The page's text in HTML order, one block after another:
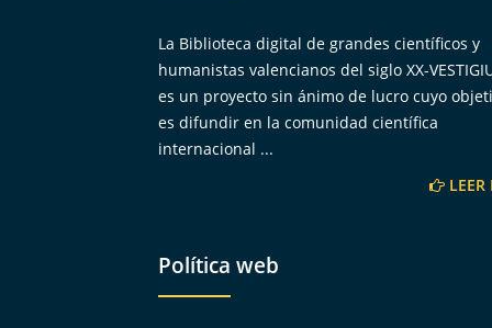
La Biblioteca digital de grandes científicos y
humanistas valencianos del siglo XX-
es un proyecto sin ánimo de lucro cuyo
es difundir en la comunidad científica
internacional ...
LEER
Política web